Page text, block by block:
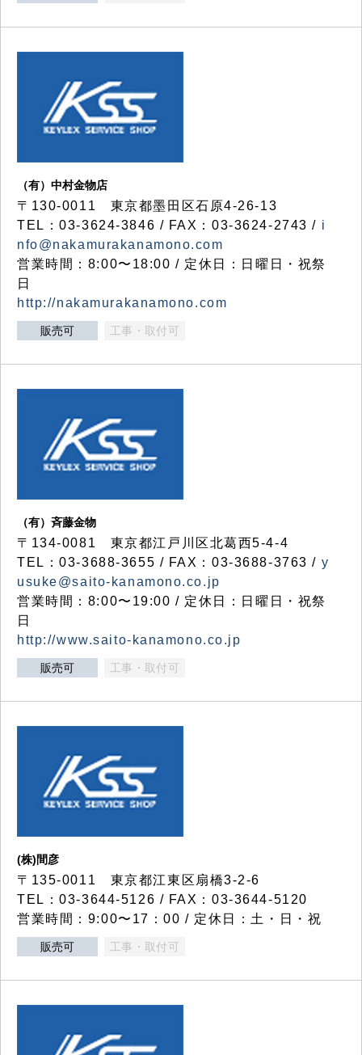
（有）中村金物店
〒130-0011 東京都墨田区石原4-26-13
TEL：03-3624-3846 / FAX：03-3624-2743 / i
nfo@nakamurakanamono.com
営業時間：8:00〜18:00 / 定休日：日曜日・祝祭
日
http://nakamurakanamono.com
販売可 工事・取付可
（有）斉藤金物
〒134-0081 東京都江戸川区北葛西5-4-4
TEL：03-3688-3655 / FAX：03-3688-3763 / y
usuke@saito-kanamono.co.jp
営業時間：8:00〜19:00 / 定休日：日曜日・祝祭
日
http://www.saito-kanamono.co.jp
販売可 工事・取付可
(株)間彦
〒135-0011 東京都江東区扇橋3-2-6
TEL：03-3644-5126 / FAX：03-3644-5120
営業時間：9:00〜17：00 / 定休日：土・日・祝
販売可 工事・取付可